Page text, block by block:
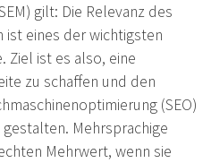
gilt: Die Relevanz des
ist eines der wichtigsten
Ziel ist es also, eine
zu schaffen und den
(SEO)
Mehrsprachige
Mehrwert, wenn sie